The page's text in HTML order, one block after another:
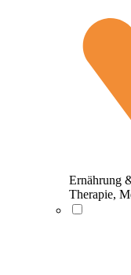
Ernährung
Therapie,